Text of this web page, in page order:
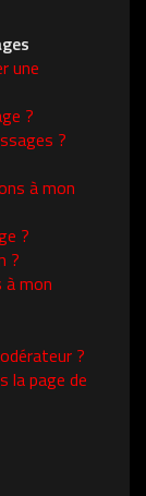
une
?
?
à mon
?
?
à mon
?
la page de